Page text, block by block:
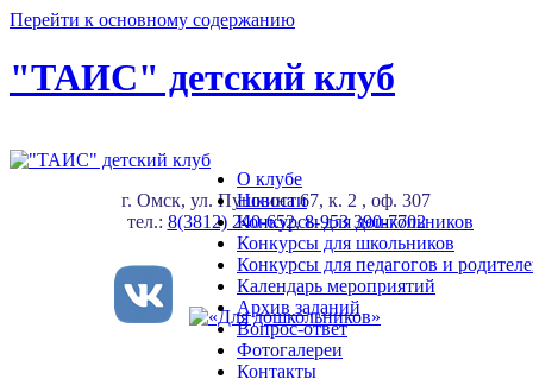
Перейти к основному содержанию
"ТАИС" детский клуб
г. Омск, ул. Пушкина 67, к. 2 , оф. 307
тел.: 8(3812) 240-652,8-953 390-7702
О клубе
Новости
Конкурсы для дошкольников
Конкурсы для школьников
Конкурсы для педагогов и
Календарь мероприятий
Архив заданий
Вопрос-ответ
Фотогалереи
Контакты